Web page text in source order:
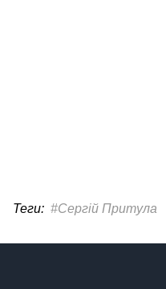
Теги: #Сергій Притула